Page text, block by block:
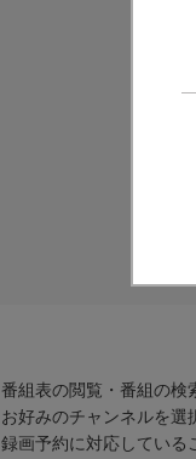
番組表の閲覧・番組の検
お好みのチャンネルを選
録画予約に対応している